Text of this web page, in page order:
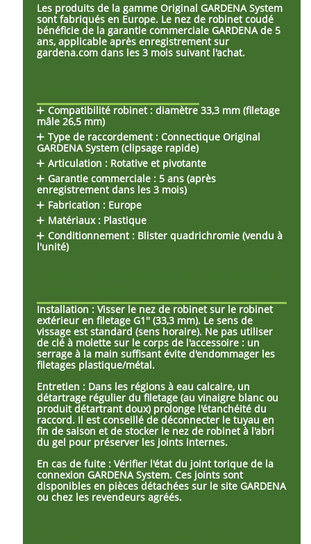
Les produits de la gamme Original GARDENA System
sont fabriqués en Europe. Le nez de robinet coudé
bénéficie de la garantie commerciale GARDENA de 5
ans, applicable après enregistrement sur
gardena.com dans les 3 mois suivant l'achat.
Compatibilité robinet : diamètre 33,3 mm (filetage
mâle 26,5 mm)
Type de raccordement : Connectique Original
GARDENA System (clipsage rapide)
Articulation : Rotative et pivotante
Garantie commerciale : 5 ans (après
enregistrement dans les 3 mois)
Fabrication : Europe
Matériaux : Plastique
Conditionnement : Blister quadrichromie (vendu à
l'unité)
Installation : Visser le nez de robinet sur le robinet
extérieur en filetage G1'' (33,3 mm). Le sens de
vissage est standard (sens horaire). Ne pas utiliser
de clé à molette sur le corps de l'accessoire : un
serrage à la main suffisant évite d'endommager les
filetages plastique/métal.
Entretien : Dans les régions à eau calcaire, un
détartrage régulier du filetage (au vinaigre blanc ou
produit détartrant doux) prolonge l'étanchéité du
raccord. Il est conseillé de déconnecter le tuyau en
fin de saison et de stocker le nez de robinet à l'abri
du gel pour préserver les joints internes.
En cas de fuite : Vérifier l'état du joint torique de la
connexion GARDENA System. Ces joints sont
disponibles en pièces détachées sur le site GARDENA
ou chez les revendeurs agréés.